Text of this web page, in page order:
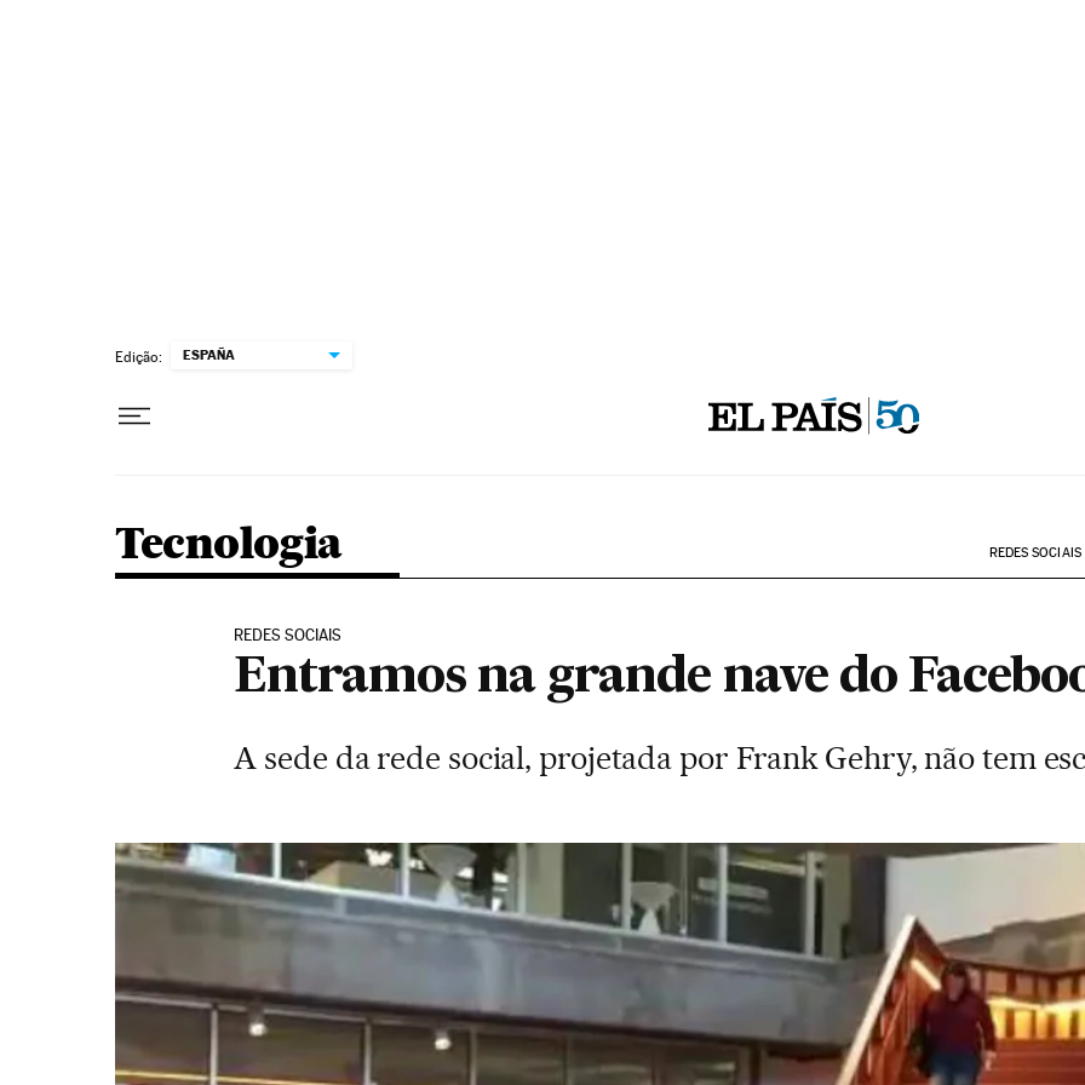
Edição: ESPAÑA
Tecnologia REDES SOCIAIS
REDES SOCIAIS
Entramos na grande nave do
A sede da rede social, projetada por Frank Gehry, não tem